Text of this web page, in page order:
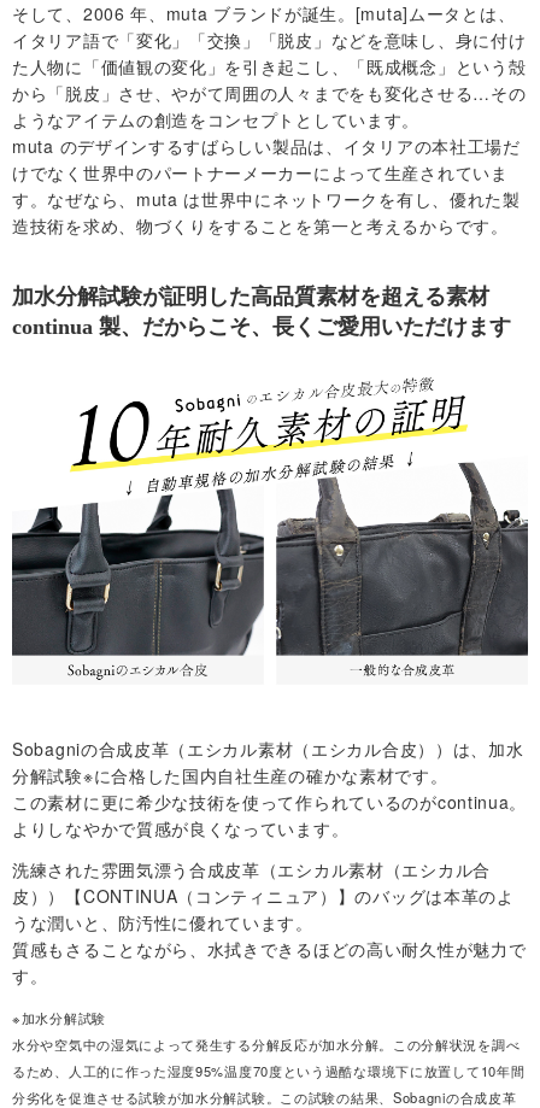
イ
ト
マ
ッ
取
T
へ
戻
る
そして、2006 年、muta ブランドが誕生。[muta]ムータとは、
イタリア語で「変化」「交換」「脱皮」などを意味し、身に付け
た人物に「価値観の変化」を引き起こし、「既成概念」という殻
から「脱皮」させ、やがて周囲の人々までをも変化させる…その
ようなアイテムの創造をコンセプトとしています。
muta のデザインするすばらしい製品は、イタリアの本社工場だ
けでなく世界中のパートナーメーカーによって生産されていま
す。なぜなら、muta は世界中にネットワークを有し、優れた製
造技術を求め、物づくりをすることを第一と考えるからです。
加水分解試験が証明した高品質素材を超える素材
continua 製、だからこそ、長くご愛用いただけます
Sobagniの合成皮革（エシカル素材（エシカル合皮））は、加水
分解試験※に合格した国内自社生産の確かな素材です。
この素材に更に希少な技術を使って作られているのがcontinua。
よりしなやかで質感が良くなっています。
洗練された雰囲気漂う合成皮革（エシカル素材（エシカル合
皮））【CONTINUA（コンティニュア）】のバッグは本革のよ
うな潤いと、防汚性に優れています。
質感もさることながら、水拭きできるほどの高い耐久性が魅力で
す。
※加水分解試験
水分や空気中の湿気によって発生する分解反応が加水分解。この分解状況を調べ
るため、人工的に作った湿度95%温度70度という過酷な環境下に放置して10年間
分劣化を促進させる試験が加水分解試験。この試験の結果、Sobagniの合成皮革